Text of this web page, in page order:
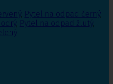
, Pytel na odpad černý,
, Pytel na odpad žlutý,